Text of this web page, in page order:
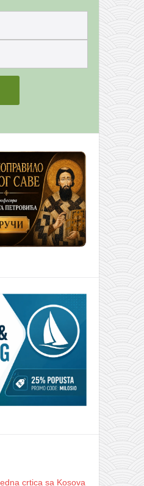
crtica sa Kosova